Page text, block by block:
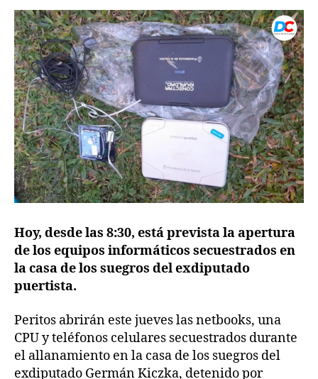
Hoy, desde las 8:30, está prevista la apertura
de los equipos informáticos secuestrados en
la casa de los suegros del exdiputado
puertista.
Peritos abrirán este jueves las netbooks, una
CPU y teléfonos celulares secuestrados durante
el allanamiento en la casa de los suegros del
exdiputado Germán Kiczka, detenido por